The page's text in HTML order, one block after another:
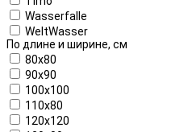
Wasserfalle
WeltWasser
По длине и ширине, см
80x80
90x90
100x100
110x80
120x120